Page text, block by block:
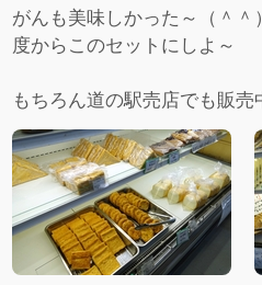
がんも美味しかった～（＾
度からこのセットにしよ～
もちろん道の駅売店でも販売